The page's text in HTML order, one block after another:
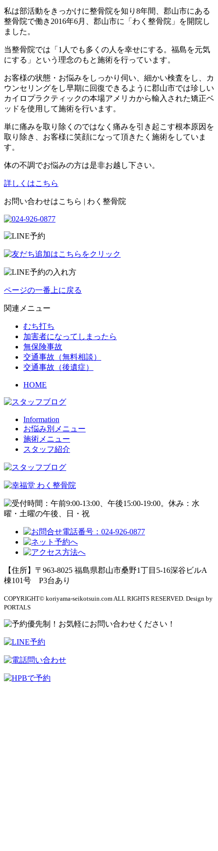
私は部活動をきっかけに整骨院を知り8年間、郡山市にある
整骨院で働き2016年6月、郡山市に「わく整骨院」を開院し
ました。
当整骨院では「1人でも多くの人を幸せにする。福島を元気
にする」という理念のもと施術を行っています。
お客様の状態・お悩みをしっかり伺い、細かい検査をし、カ
ウンセリングをし早期に回復できるように郡山市では珍しい
カイロプラクティックの本場アメリカから輸入された矯正ベ
ッドを使用して施術を行います。
単に痛みを取り除くのではなく痛みを引き起こす根本原因を
取り除き、お客様に笑顔になって頂きたく施術をしていま
す。
体の不調でお悩みの方は是非お越し下さい。
詳しくはこちら
お問い合わせはこちら | わく整骨院
ページの一番上に戻る
関連メニュー
むち打ち
加害者になってしまったら
無保険事故
交通事故（無料相談）
交通事故（後遺症）
HOME
Information
お悩み別メニュー
施術メニュー
スタッフ紹介
【住所】〒963-8025 福島県郡山市桑野1丁目5-16深谷ビルA
棟101号 P3台あり
COPYRIGHT© koriyama-seikotsuin.com ALL RIGHTS RESERVED. Design by
PORTALS